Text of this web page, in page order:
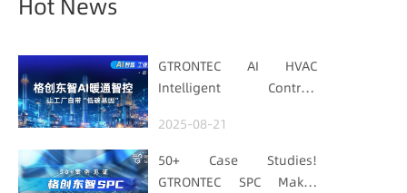
Hot News
GTRONTEC AI HVAC
Intelligent Control:
with "Low-Carbon DNA"
2025-08-21
50+ Case Studies!
GTRONTEC SPC Makes